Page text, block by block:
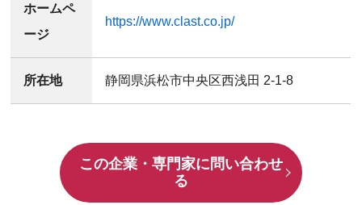
ホームペ
ージ
https://www.clast.co.jp/
所在地 静岡県浜松市中央区西浅田 2-1-8
この企業・専門家に問い合わせ
る